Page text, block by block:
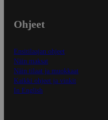
Ohjeet
Ensitilaajan ohjeet
Näin maksat
Näin tilaat ja muokkaat
Kaikki ohjeet ja vinkit
In English